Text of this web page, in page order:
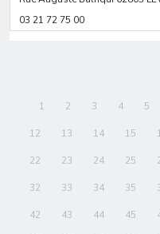
03 21 72 75 00
1 2 3 4 5
12 13 14 15
22 23 24 25
32 33 34 35
42 43 44 45